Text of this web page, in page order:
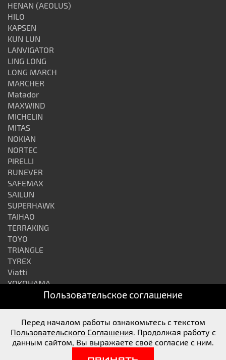
HENAN (AEOLUS)
HILO
KAPSEN
KUN LUN
LANVIGATOR
LING LONG
LONG MARCH
MARCHER
Matador
MAXWIND
MICHELIN
MITAS
NOKIAN
NORTEC
PIRELLI
RUNEVER
SAFEMAX
SAILUN
SUPERHAWK
TAIHAO
TERRAKING
TOYO
TRIANGLE
TYREX
Viatti
YOKOHAMA
АЛТАЙШИНА
ОШЗ
Пользовательское соглашение
Перед началом работы ознакомьтесь с текстом
Пользовательского Соглашения. Продолжая работу с
данным сайтом, Вы выражаете своё согласие с ним.